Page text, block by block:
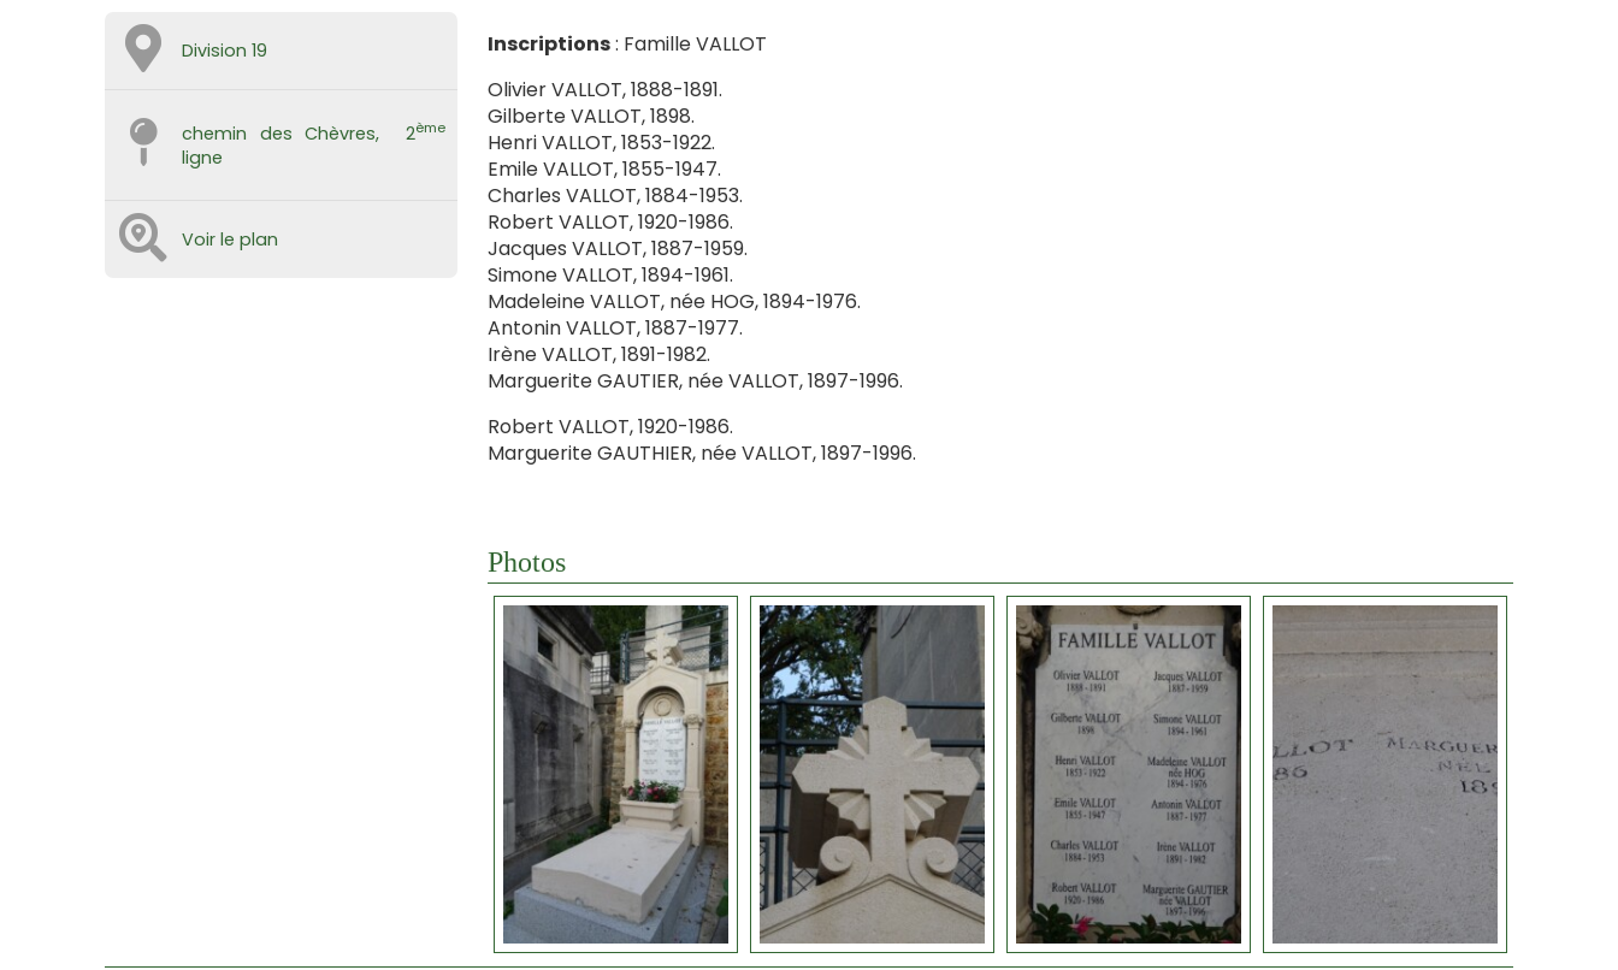
Division 19
chemin des Chèvres, 2ème
ligne
Voir le plan
Inscriptions: Famille VALLOT
Olivier VALLOT, 1888-1891.
Gilberte VALLOT, 1898.
Henri VALLOT, 1853-1922.
Emile VALLOT, 1855-1947.
Charles VALLOT, 1884-1953.
Robert VALLOT, 1920-1986.
Jacques VALLOT, 1887-1959.
Simone VALLOT, 1894-1961.
Madeleine VALLOT, née HOG, 1894-1976.
Antonin VALLOT, 1887-1977.
Irène VALLOT, 1891-1982.
Marguerite GAUTIER, née VALLOT, 1897-1996.
Robert VALLOT, 1920-1986.
Marguerite GAUTHIER, née VALLOT, 1897-1996.
Photos